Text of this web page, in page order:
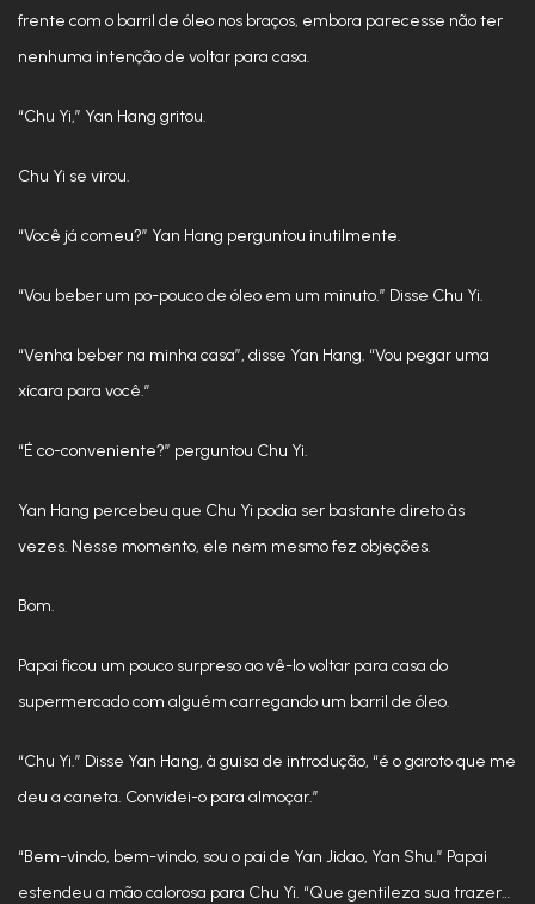
frente com o barril de óleo nos braços, embora parecesse não ter
nenhuma intenção de voltar para casa.
“Chu Yi,” Yan Hang gritou.
Chu Yi se virou.
“Você já comeu?” Yan Hang perguntou inutilmente.
“Vou beber um po-pouco de óleo em um minuto.” Disse Chu Yi.
“Venha beber na minha casa”, disse Yan Hang. “Vou pegar uma
xícara para você.”
“É co-conveniente?” perguntou Chu Yi.
Yan Hang percebeu que Chu Yi podia ser bastante direto às
vezes. Nesse momento, ele nem mesmo fez objeções.
Bom.
Papai ficou um pouco surpreso ao vê-lo voltar para casa do
supermercado com alguém carregando um barril de óleo.
“Chu Yi.” Disse Yan Hang, à guisa de introdução, “é o garoto que me
deu a caneta. Convidei-o para almoçar.”
“Bem-vindo, bem-vindo, sou o pai de Yan Jidao, Yan Shu.” Papai
estendeu a mão calorosa para Chu Yi. “Que gentileza sua trazer…